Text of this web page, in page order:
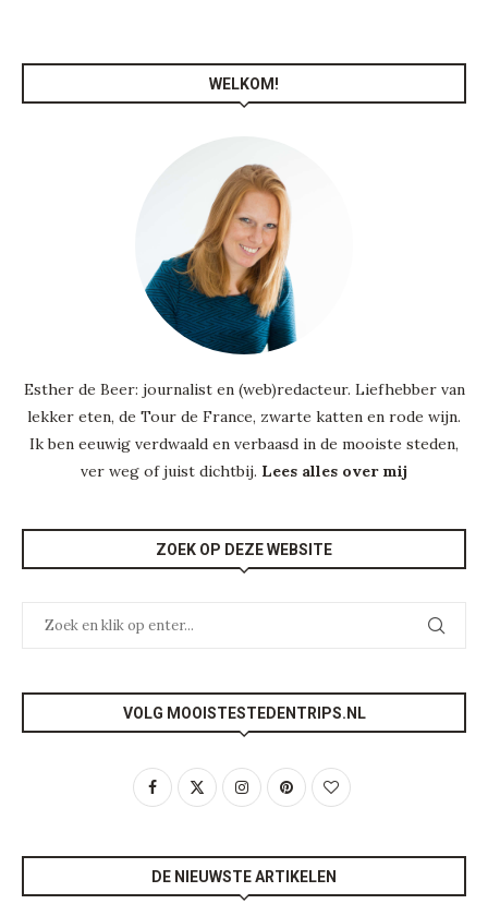
WELKOM!
Esther de Beer: journalist en (web)redacteur. Liefhebber van
lekker eten, de Tour de France, zwarte katten en rode wijn.
Ik ben eeuwig verdwaald en verbaasd in de mooiste steden,
ver weg of juist dichtbij. Lees alles over mij
ZOEK OP DEZE WEBSITE
VOLG MOOISTESTEDENTRIPS.NL
DE NIEUWSTE ARTIKELEN